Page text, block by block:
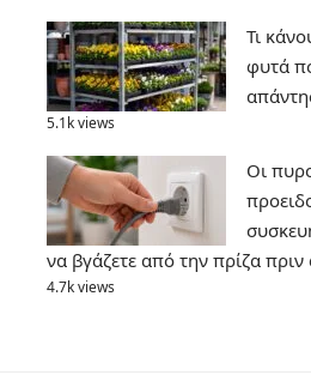
Τι
φυτά
5.1k views
Οι
να βγάζετε από την πρίζα πριν
4.7k views